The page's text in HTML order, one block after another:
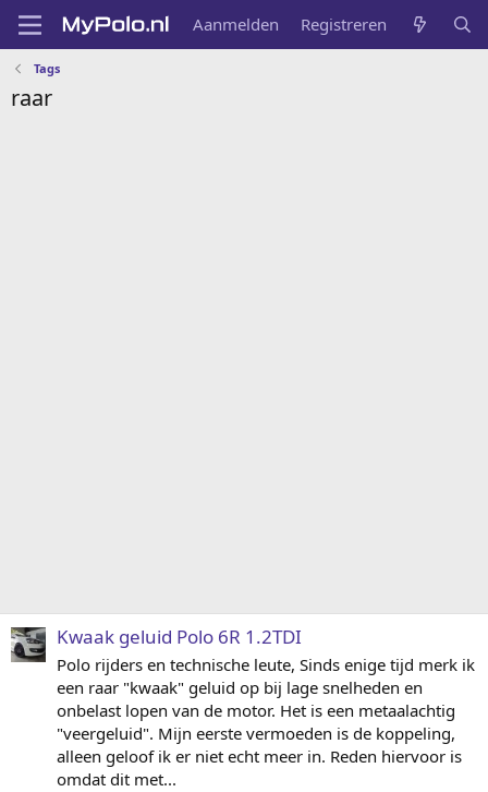
Aanmelden Registreren
Tags
raar
Kwaak geluid Polo 6R 1.2TDI
Polo rijders en technische leute, Sinds enige tijd merk ik
een raar "kwaak" geluid op bij lage snelheden en
onbelast lopen van de motor. Het is een metaalachtig
"veergeluid". Mijn eerste vermoeden is de koppeling,
alleen geloof ik er niet echt meer in. Reden hiervoor is
omdat dit met...